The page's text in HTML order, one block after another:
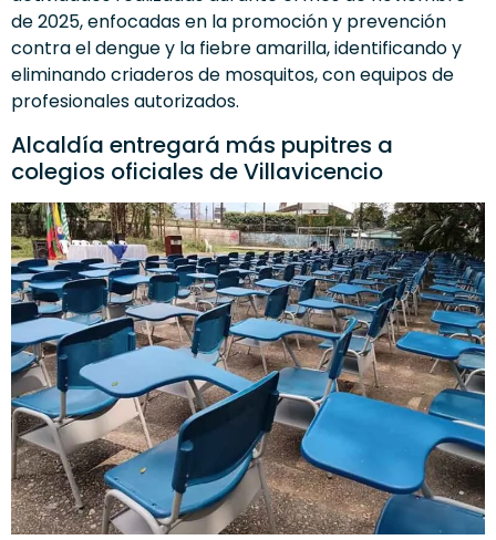
de 2025, enfocadas en la promoción y prevención
contra el dengue y la fiebre amarilla, identificando y
eliminando criaderos de mosquitos, con equipos de
profesionales autorizados.
Alcaldía entregará más pupitres a
colegios oficiales de Villavicencio